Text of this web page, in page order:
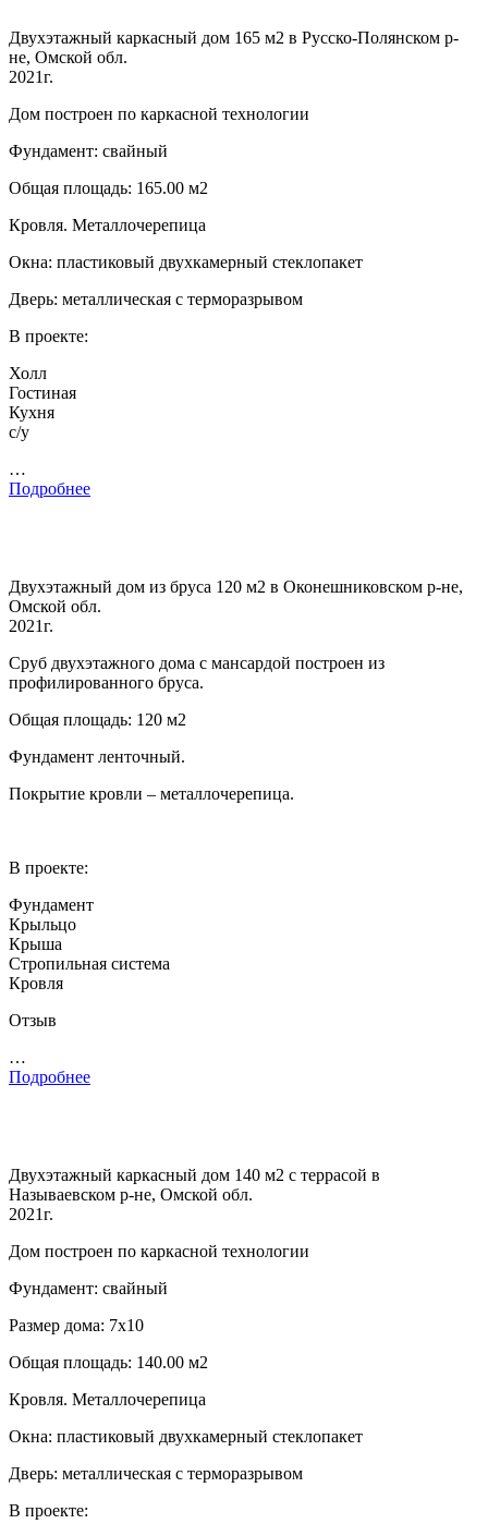
Двухэтажный каркасный дом 165 м2 в Русско-Полянском р-
не, Омской обл.
2021г.
Дом построен по каркасной технологии
Фундамент: свайный
Общая площадь: 165.00 м2
Кровля. Металлочерепица
Окна: пластиковый двухкамерный стеклопакет
Дверь: металлическая с терморазрывом
В проекте:
Холл
Гостиная
Кухня
с/у
…
Подробнее
Двухэтажный дом из бруса 120 м2 в Оконешниковском р-не,
Омской обл.
2021г.
Сруб двухэтажного дома с мансардой построен из
профилированного бруса.
Общая площадь: 120 м2
Фундамент ленточный.
Покрытие кровли – металлочерепица.
В проекте:
Фундамент
Крыльцо
Крыша
Стропильная система
Кровля
Отзыв
…
Подробнее
Двухэтажный каркасный дом 140 м2 с террасой в
Называевском р-не, Омской обл.
2021г.
Дом построен по каркасной технологии
Фундамент: свайный
Размер дома: 7х10
Общая площадь: 140.00 м2
Кровля. Металлочерепица
Окна: пластиковый двухкамерный стеклопакет
Дверь: металлическая с терморазрывом
В проекте: